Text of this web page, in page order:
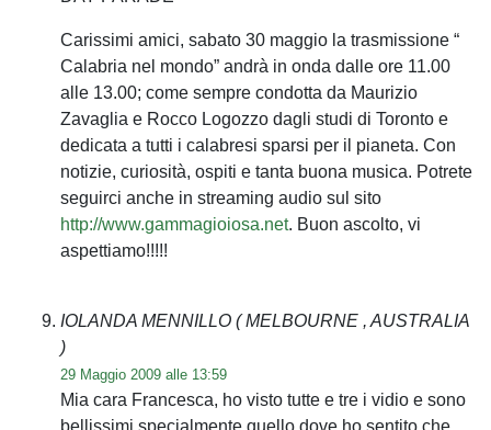
Carissimi amici, sabato 30 maggio la trasmissione “
Calabria nel mondo” andrà in onda dalle ore 11.00
alle 13.00; come sempre condotta da Maurizio
Zavaglia e Rocco Logozzo dagli studi di Toronto e
dedicata a tutti i calabresi sparsi per il pianeta. Con
notizie, curiosità, ospiti e tanta buona musica. Potrete
seguirci anche in streaming audio sul sito
http://www.gammagioiosa.net. Buon ascolto, vi
aspettiamo!!!!!
IOLANDA MENNILLO ( MELBOURNE , AUSTRALIA
)
29 Maggio 2009 alle 13:59
Mia cara Francesca, ho visto tutte e tre i vidio e sono